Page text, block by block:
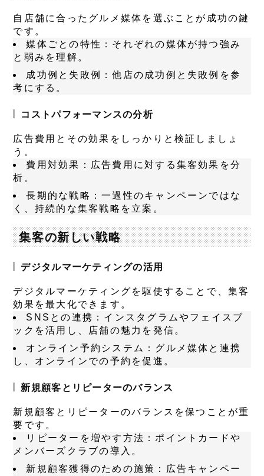
自店舗に合ったグルメ媒体を選ぶことが成功の鍵
です。
媒体ごとの特性 ：それぞれの媒体が持つ強み
と弱みを理解。
成功例と失敗例
：他店の成功例と失敗例を参
考にする。
コストパフォーマンスの分析
広告費用とその効果をしっかりと検証しましょ
う。
費用対効果 ：広告費用に対する集客効果を分
析。
長期的な戦略 ：一過性のキャンペーンではな
く、持続的な集客戦略を立案。
集客の新しい戦略
デジタルマーケティングの活用
デジタルマーケティングを駆使することで、集客
効果を最大化できます。
SNSとの連携 ：インスタグラムやフェイスブ
ックを活用し、店舗の魅力を発信。
オンライン予約システム
：グルメ媒体と連携
し、オンラインでの予約を促進。
新規顧客とリピーターのバランス
新規顧客とリピーターのバランスを保つことが重
要です。
リピーターを増やす方法 ：ポイントカードや
メンバーズクラブの導入。
新規顧客獲得のための施策 ：広告キャンペー